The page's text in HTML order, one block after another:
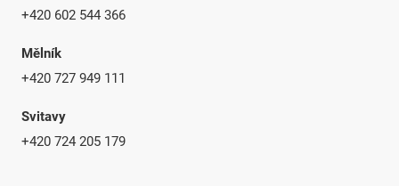
+420 602 544 366
Mělník
+420 727 949 111
Svitavy
+420 724 205 179